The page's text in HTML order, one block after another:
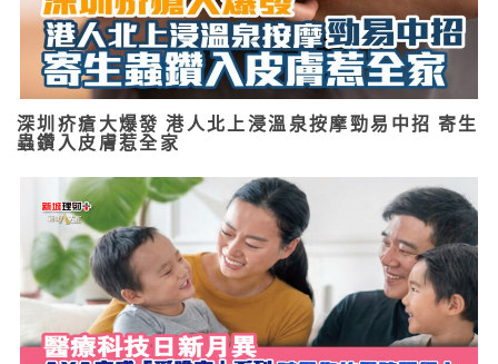
深圳疥瘡大爆發 港人北上浸溫泉按摩勁易中招 寄生
蟲鑽入皮膚惹全家